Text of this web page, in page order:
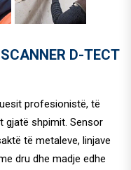
D-TECT
profesionistë, të
gjatë shpimit. Sensor
të metaleve, linjave
dru dhe madje edhe